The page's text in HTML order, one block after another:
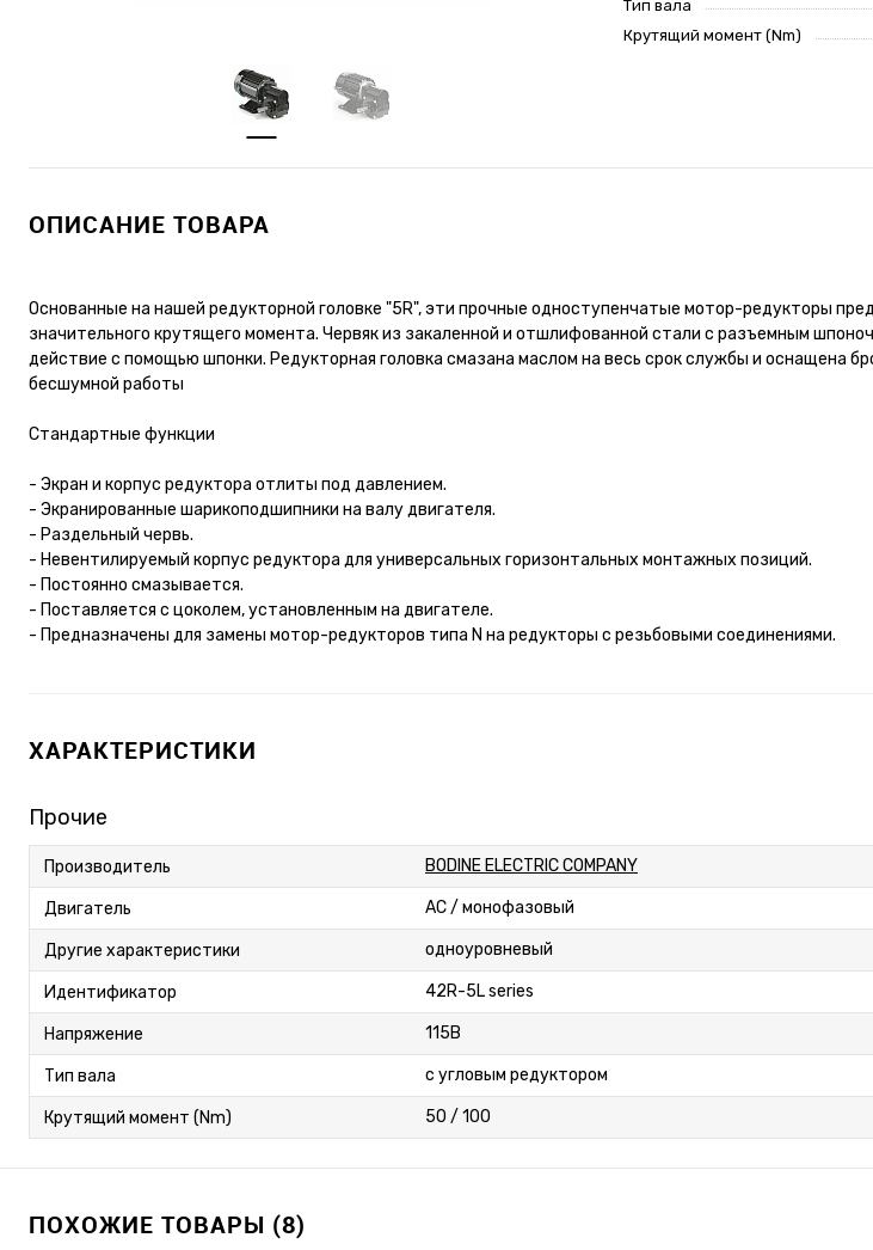
Тип вала
Крутящий момент (Nm)
ОПИСАНИЕ ТОВАРА
Основанные на нашей редукторной головке "5R", эти прочные одноступенчатые мотор-редукторы
значительного крутящего момента. Червяк из закаленной и отшлифованной стали с разъемным
действие с помощью шпонки. Редукторная головка смазана маслом на весь срок службы и оснащена
бесшумной работы
Стандартные функции
- Экран и корпус редуктора отлиты под давлением.
- Экранированные шарикоподшипники на валу двигателя.
- Раздельный червь.
- Невентилируемый корпус редуктора для универсальных горизонтальных монтажных позиций.
- Постоянно смазывается.
- Поставляется с цоколем, установленным на двигателе.
- Предназначены для замены мотор-редукторов типа N на редукторы с резьбовыми соединениями.
ХАРАКТЕРИСТИКИ
Прочие
Производитель BODINE ELECTRIC COMPANY
Двигатель AC / монофазовый
Другие характеристики одноуровневый
Идентификатор 42R-5L series
Напряжение 115В
Тип вала с угловым редуктором
Крутящий момент (Nm) 50 / 100
ПОХОЖИЕ ТОВАРЫ (8)